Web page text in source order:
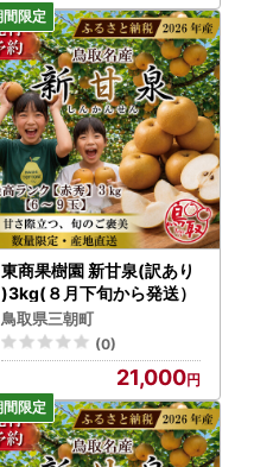
東商果樹園 新甘泉(訳あり
)3kg(８月下旬から発送）
鳥取県三朝町
(0)
21,000